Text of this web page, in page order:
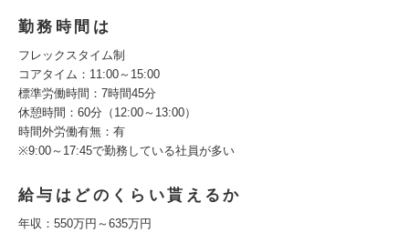
勤務時間は
フレックスタイム制
コアタイム：11:00～15:00
標準労働時間：7時間45分
休憩時間：60分（12:00～13:00）
時間外労働有無：有
※9:00～17:45で勤務している社員が多い
給与はどのくらい貰えるか
年収：550万円～635万円